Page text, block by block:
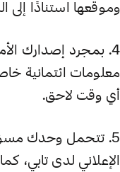
وموقعها استنادًا إلى
4. بمجرد إصدارك
معلومات ائتمانية
أي وقت لاحق.
5. تتحمل وحدك
الإعلاني لدى تابي،